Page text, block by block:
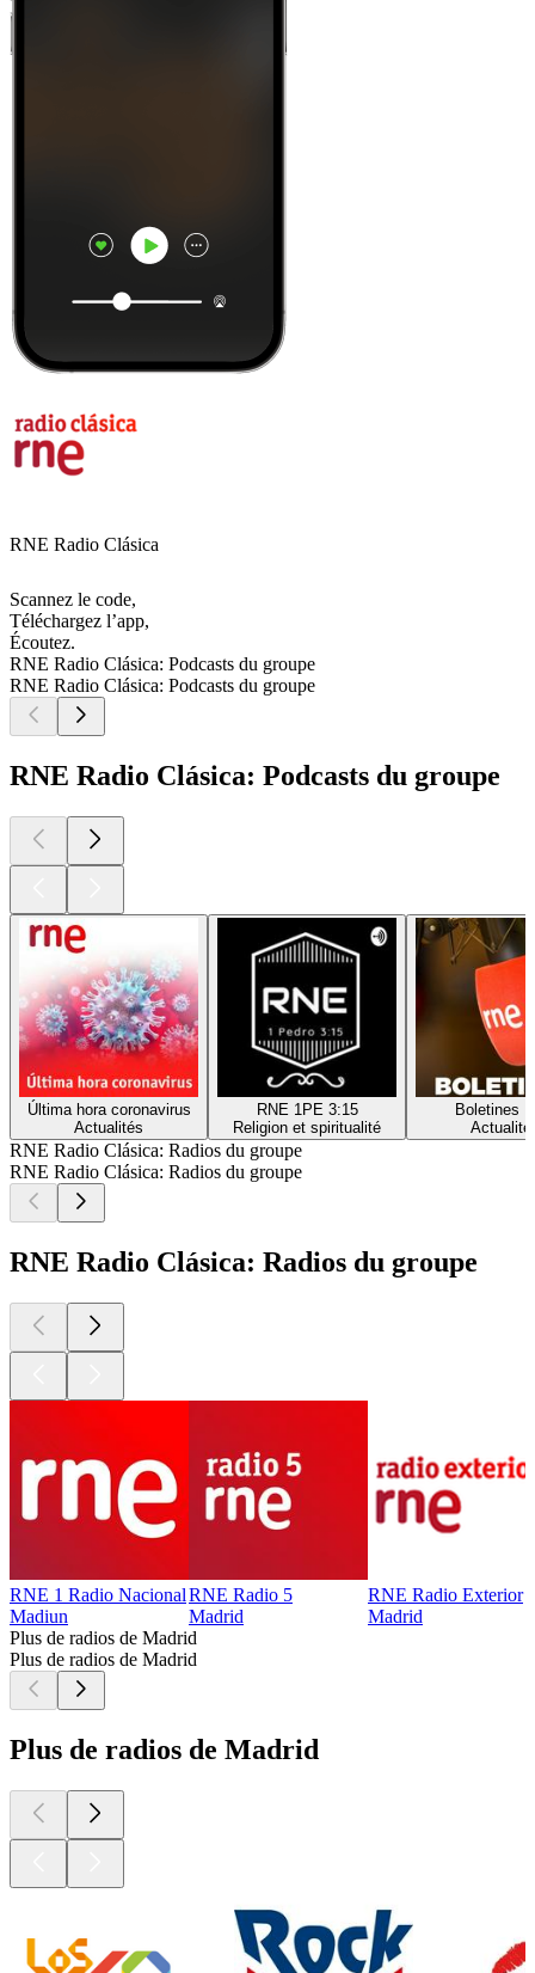
RNE Radio Clásica
Scannez le code,
Téléchargez l’app,
Écoutez.
RNE Radio Clásica: Podcasts du groupe
RNE Radio Clásica: Podcasts du groupe
RNE Radio Clásica: Podcasts du groupe
Última hora coronavirus
Actualités
RNE 1PE 3:15
Religion et spiritualité
Boletines
RNE Radio Clásica: Radios du groupe
RNE Radio Clásica: Radios du groupe
RNE Radio Clásica: Radios du groupe
RNE 1 Radio Nacional
Madiun
RNE Radio 5
Madrid
RNE Radio Exterior
Madrid
Plus de radios de Madrid
Plus de radios de Madrid
Plus de radios de Madrid